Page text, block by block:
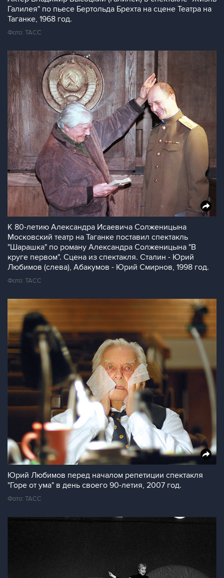
Галилея" по пьесе Бертольда Брехта на сцене Театра на
Таганке, 1968 год.
Фото: ТАСС
К 80-летию Александра Исаевича Солженицына
Московский театр на Таганке поставил спектакль
"Шарашка" по роману Александра Солженицына "В
круге первом". Сцена из спектакля. Сталин - Юрий
Любимов (слева), Абакумов - Юрий Смирнов, 1998 год.
Фото: ТАСС
Юрий Любимов перед началом репетиции спектакля
"Горе от ума" в день своего 90-летия, 2007 год.
Фото: ТАСС